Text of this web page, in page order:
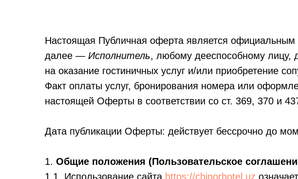
Настоящая Публичная оферта является
далее — Исполнитель, любому дееспособному лицу,
на оказание гостиничных услуг и/или приобретение
Факт оплаты услуг, бронирования номера или
настоящей Оферты в соответствии со ст. 369, 370 и
Дата публикации Оферты: действует бессрочно до
1. Общие положения (Пользовательское
1.1. Использование сайта https://chinorhotel.uz